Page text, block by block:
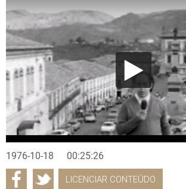
1976-10-18 00:25:26
LICENCIAR CONTEÚDO